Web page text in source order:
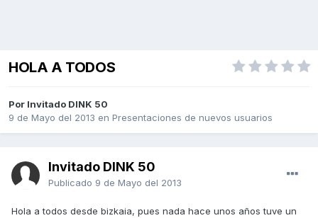
HOLA A TODOS
Por Invitado DINK 50
9 de Mayo del 2013 en Presentaciones de nuevos usuarios
Invitado DINK 50
Publicado 9 de Mayo del 2013
Hola a todos desde bizkaia, pues nada hace unos años tuve un